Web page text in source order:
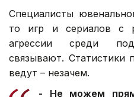
Специалисты
то игр и сериалов с
агрессии среди
связывают.
ведут – незачем.
- Не можем